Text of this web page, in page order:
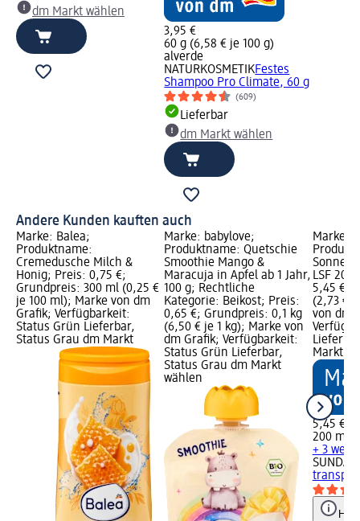
dm Markt wählen
3,95 €
60 g (6,58 € je 100 g)
alverde
NATURKOSMETIKFestes
Shampoo Pro Climate, 60 g
(609)
Lieferbar
dm Markt wählen
Andere Kunden kauften auch
Marke: Balea;
Produktname:
Cremedusche Milch &
Honig; Preis: 0,75 €;
Grundpreis: 300 ml (0,25 €
je 100 ml); Marke von dm
Grafik; Verfügbarkeit:
Status Grün Lieferbar,
Status Grau dm Markt
Marke: babylove;
Produktname: Quetschie
Smoothie Mango &
Maracuja in Apfel ab 1 Jahr,
100 g; Rechtliche
Kategorie: Beikost; Preis:
0,65 €; Grundpreis: 0,1 kg
(6,50 € je 1 kg); Marke von
dm Grafik; Verfügbarkeit:
Status Grün Lieferbar,
Status Grau dm Markt
wählen
Marke:
LSF 20,
5,45 €;
(2,73 €
von dm
Markt
5,45 €
200 ml
+ 3